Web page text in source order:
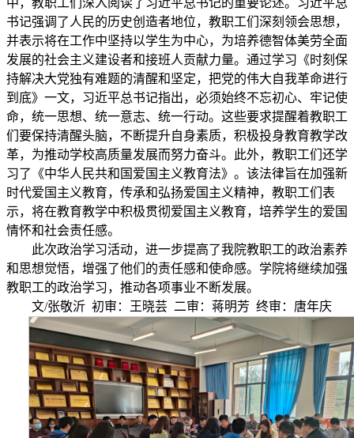
书记强调了人民的历史创造者地位，教职工们深刻领会思想，
并表示将在工作中坚持以学生为中心，为培养德智体美劳全面
发展的社会主义建设者和接班人贡献力量。通过学习《时刻保
持解决大党独有难题的清醒和坚定，把党的伟大自我革命进行
到底》一文，习近平总书记指出，必须始终不忘初心、牢记使
命，统一思想、统一意志、统一行动。这些要求提醒着教职工
们要保持清醒头脑，不断提升自身素质，积极投身教育教学改
革，为推动学校高质量发展而努力奋斗。此外，教职工们还学
习了《中华人民共和国爱国主义教育法》。该法律旨在加强新
时代爱国主义教育，传承和弘扬爱国主义精神，教职工们表
示，将在教育教学中积极贯彻爱国主义教育，培养学生的爱国
情怀和社会责任感。
此次政治学习活动，进一步提高了我院教职工的政治素养
和思想觉悟，增强了他们的责任感和使命感。学院将继续加强
教职工的政治学习，推动各项事业不断发展。
文/张敬沂 初审：王晓芸 二审：蒋明芳 终审：唐年庆